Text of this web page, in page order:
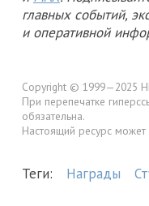
главных событий,
и оперативной
Copyright © 1999—2025
При перепечатке
обязательна.
Настоящий ресурс
Теги: Награды